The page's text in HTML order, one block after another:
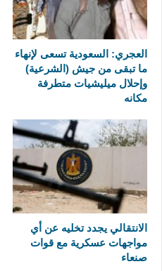
العجري: السعودية تسعى لإنهاء
ما تبقى من جيش (الشرعية)
وإحلال ميليشيات متطرفة
مكانه
الانتقالي يجدد تخليه عن أي
مواجهات عسكرية مع قوات
صنعاء